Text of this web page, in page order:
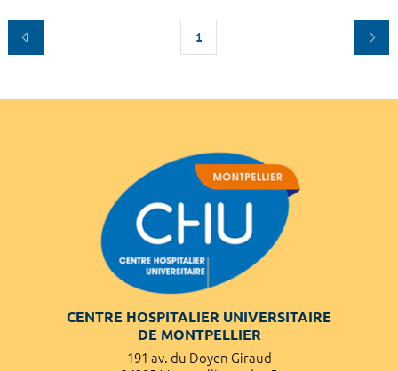
1
CENTRE HOSPITALIER UNIVERSITAIRE
DE MONTPELLIER
191 av. du Doyen Giraud